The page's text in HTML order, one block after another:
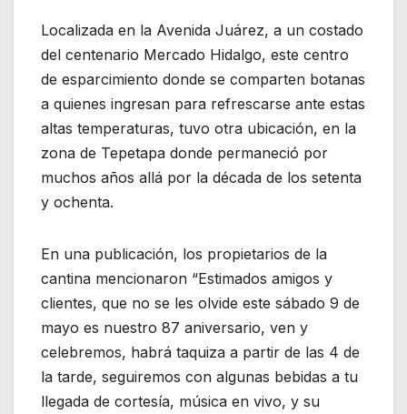
Localizada en la Avenida Juárez, a un costado
del centenario Mercado Hidalgo, este centro
de esparcimiento donde se comparten botanas
a quienes ingresan para refrescarse ante estas
altas temperaturas, tuvo otra ubicación, en la
zona de Tepetapa donde permaneció por
muchos años allá por la década de los setenta
y ochenta.
En una publicación, los propietarios de la
cantina mencionaron “Estimados amigos y
clientes, que no se les olvide este sábado 9 de
mayo es nuestro 87 aniversario, ven y
celebremos, habrá taquiza a partir de las 4 de
la tarde, seguiremos con algunas bebidas a tu
llegada de cortesía, música en vivo, y su